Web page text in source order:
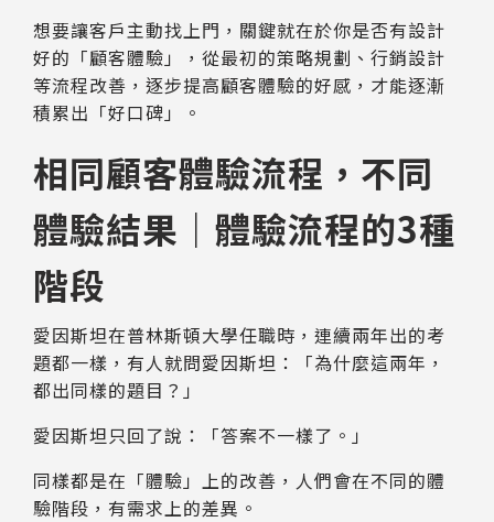
想要讓客戶主動找上門，關鍵就在於你是否有設計
好的「顧客體驗」，從最初的策略規劃、行銷設計
等流程改善，逐步提高顧客體驗的好感，才能逐漸
積累出「好口碑」。
相同顧客體驗流程，不同
體驗結果｜體驗流程的3種
階段
愛因斯坦在普林斯頓大學任職時，連續兩年出的考
題都一樣，有人就問愛因斯坦：「為什麼這兩年，
都出同樣的題目？」
愛因斯坦只回了說：「答案不一樣了。」
同樣都是在「體驗」上的改善，人們會在不同的體
驗階段，有需求上的差異。